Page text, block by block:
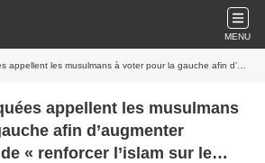
MENU
à voter pour la gauche afin d’augmenter l’immigration et de « renforcer l’islam sur le territoire »
appellent les musulmans
afin d’augmenter
« renforcer l’islam sur le